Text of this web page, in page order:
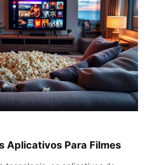
Aplicativos Para Filmes